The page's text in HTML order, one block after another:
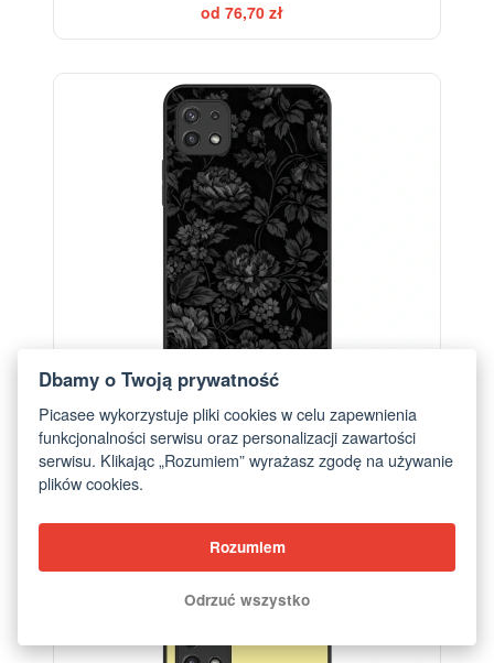
od 76,70 zł
Etui na Samsung Galaxy A22 A226B 5G - Dark
Dbamy o Twoją prywatność
Picasee wykorzystuje pliki cookies w celu zapewnienia
funkcjonalności serwisu oraz personalizacji zawartości
serwisu. Klikając „Rozumiem” wyrażasz zgodę na używanie
plików cookies.
Rozumiem
Odrzuć wszystko